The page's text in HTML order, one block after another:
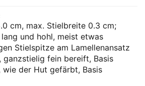
cm, max. Stielbreite 0.3 cm;
und hohl, meist etwas
Stielspitze am Lamellenansatz
fein bereift, Basis
der Hut gefärbt, Basis